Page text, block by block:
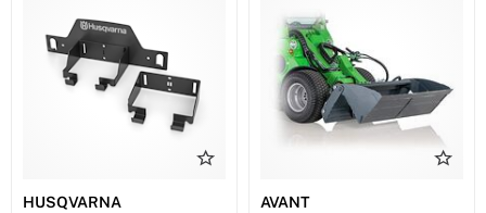
HUSQVARNA
AVANT